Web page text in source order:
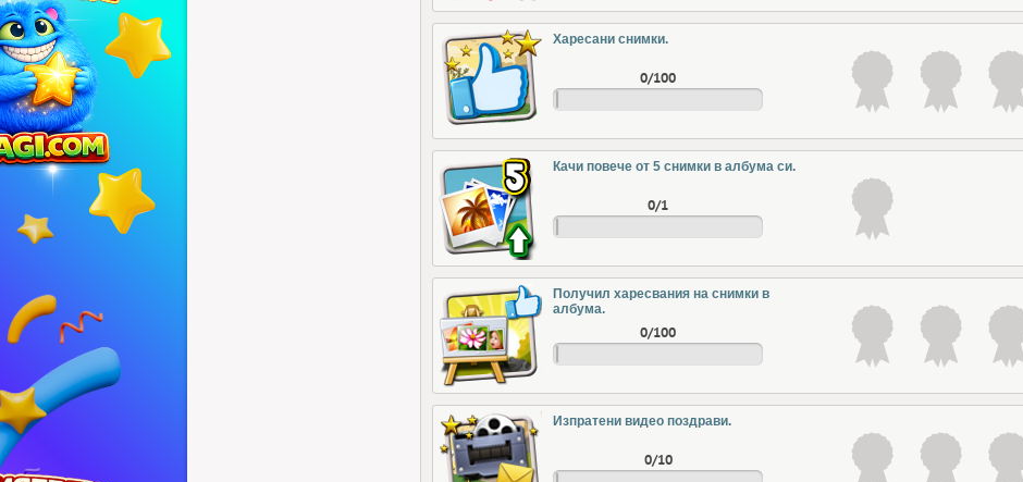
Харесани снимки.
0/100
Качи повече от 5 снимки в албума си.
0/1
Получил харесвания на снимки в
албума.
0/100
Изпратени видео поздрави.
0/10